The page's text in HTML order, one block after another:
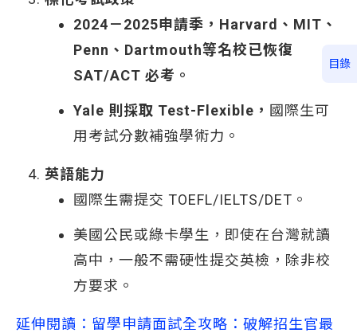
2024－2025申請季，Harvard、MIT、
Penn、Dartmouth等名校已恢復
SAT/ACT 必考。
Yale 則採取 Test-Flexible， 國際生可
用考試分數補強學術力。
英語能力
國際生需提交 TOEFL/IELTS/DET。
美國公民或綠卡學生，即使在台灣就讀
高中，一般不需硬性提交英檢，除非校
方要求。
延伸閱讀：留學申請面試全攻略：破解招生官最
目錄